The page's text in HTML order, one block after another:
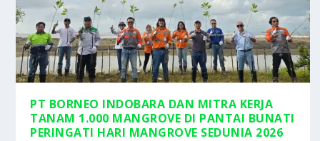
PT BORNEO INDOBARA DAN MITRA KERJA
TANAM 1.000 MANGROVE DI PANTAI BUNATI
PERINGATI HARI MANGROVE SEDUNIA 2026